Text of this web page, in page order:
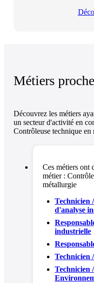
Métiers
Découvrez les métiers
un secteur d'activité en
Contrôleuse technique en
Ces métiers ont
métier :
métallurgie
Technicien
d'analyse
industrielle
Technicien
Technicien